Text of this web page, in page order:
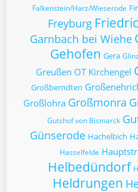
Falkenstein/Harz/Wieserode
Freyburg
Garnbach bei Wiehe
Gehofen Gera
Greußen OT Kirchengel
Großberndten
Großlohra Großmonra
Gutshof von Bismarck
Günserode Hachelbich
Hasselfelde
Helbedündorf
Heldrungen